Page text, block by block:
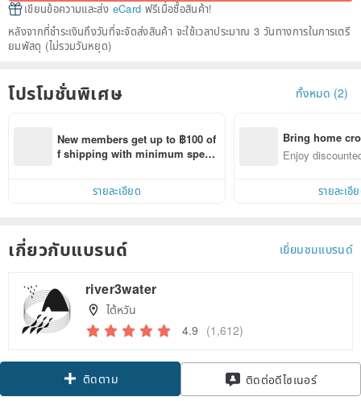
เขียนข้อความและส่ง eCard ฟรีเมื่อซื้อสินค้า!
หลังจากที่ชำระเงินถึงวันที่จะจัดส่งสินค้า จะใช้เวลาประมาณ 3 วันทางการในการเตรี
ยมพัสดุ (ไม่รวมวันหยุด)
โปรโมชั่นพิเศษ ทั้งหมด (2)
New members get up to ฿100 of
f shipping with minimum spen
within 7 days!
รายละเอียด
Bring home
n with ease
Enjoy
รายละเอี
เกี่ยวกับแบรนด์ เยี่ยมชมแบรนด์
river3water
ไต้หวัน
4.9 (1,612)
ติดตาม ติดต่อดีไซเนอร์